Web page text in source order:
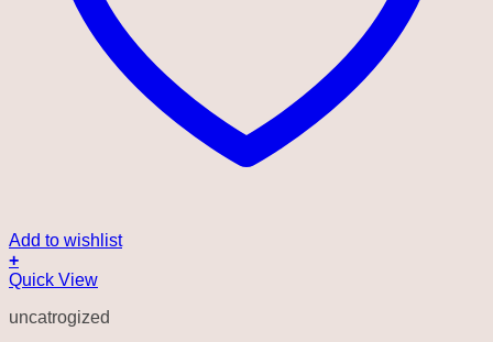
Add to wishlist
+
Quick View
uncatrogized